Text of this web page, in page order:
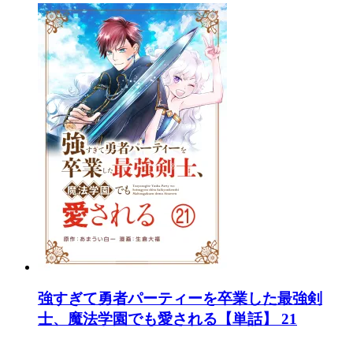
強すぎて勇者パーティーを卒業した最強剣
士、魔法学園でも愛される【単話】 21